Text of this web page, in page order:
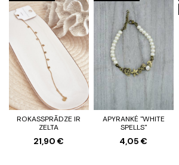
ROKASSPRĀDZE IR
ZELTA
21,90 €
APYRANKĖ "WHITE
SPELLS"
4,05 €